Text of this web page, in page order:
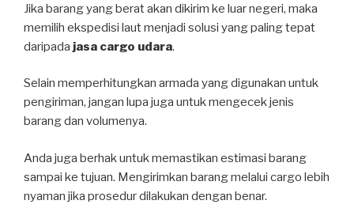
Jika barang yang berat akan dikirim ke luar negeri, maka
memilih ekspedisi laut menjadi solusi yang paling tepat
daripada jasa cargo udara.
Selain memperhitungkan armada yang digunakan untuk
pengiriman, jangan lupa juga untuk mengecek jenis
barang dan volumenya.
Anda juga berhak untuk memastikan estimasi barang
sampai ke tujuan. Mengirimkan barang melalui cargo lebih
nyaman jika prosedur dilakukan dengan benar.